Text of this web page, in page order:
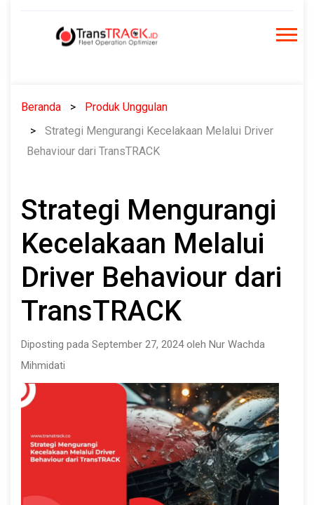
Beranda
Produk Unggulan
Strategi Mengurangi Kecelakaan Melalui Driver
Behaviour dari TransTRACK
Strategi Mengurangi
Kecelakaan Melalui
Driver Behaviour dari
TransTRACK
Diposting pada September 27, 2024 oleh Nur Wachda
Mihmidati